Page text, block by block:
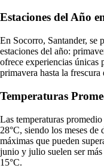
Estaciones del Año
En Socorro, Santander, se
estaciones del año:
ofrece experiencias únicas
primavera hasta la
Temperaturas
Las temperaturas
28°C, siendo los meses
máximas que pueden
junio y julio suelen ser
15°C.